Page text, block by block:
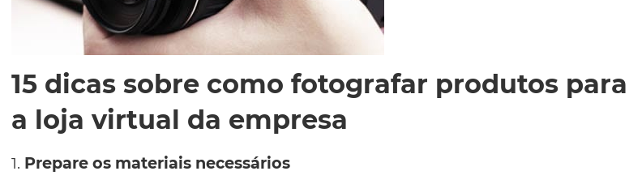
15 dicas sobre como fotografar produtos para
a loja virtual da empresa
1. Prepare os materiais necessários